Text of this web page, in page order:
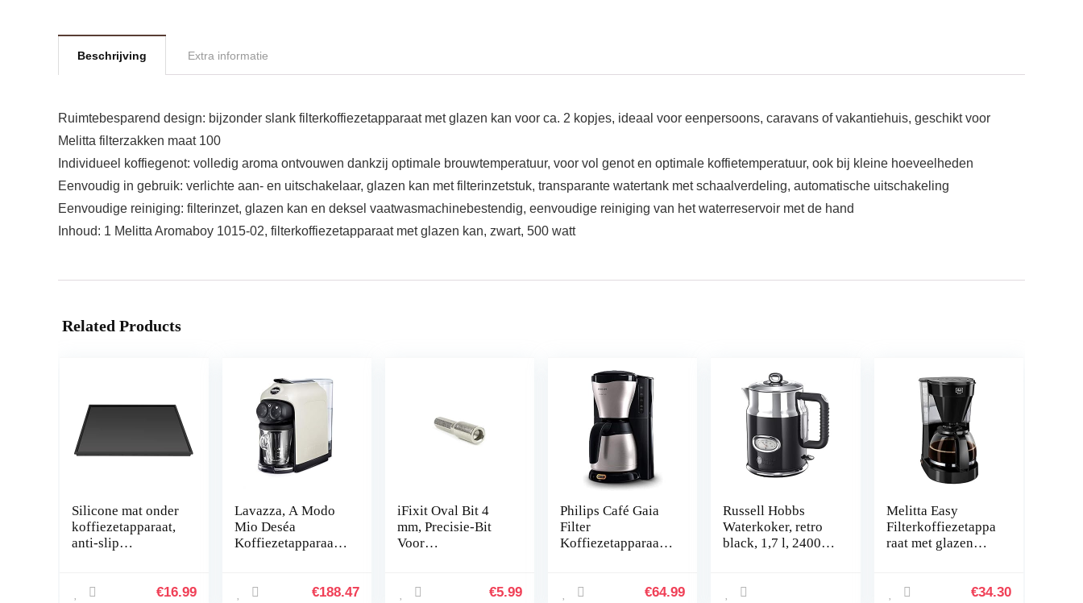
Beschrijving Extra informatie
Ruimtebesparend design: bijzonder slank filterkoffiezetapparaat met glazen kan voor ca. 2 kopjes, ideaal voor eenpersoons, caravans of vakantiehuis, geschikt voor
Melitta filterzakken maat 100
Individueel koffiegenot: volledig aroma ontvouwen dankzij optimale brouwtemperatuur, voor vol genot en optimale koffietemperatuur, ook bij kleine hoeveelheden
Eenvoudig in gebruik: verlichte aan- en uitschakelaar, glazen kan met filterinzetstuk, transparante watertank met schaalverdeling, automatische uitschakeling
Eenvoudige reiniging: filterinzet, glazen kan en deksel vaatwasmachinebestendig, eenvoudige reiniging van het waterreservoir met de hand
Inhoud: 1 Melitta Aromaboy 1015-02, filterkoffiezetapparaat met glazen kan, zwart, 500 watt
Related Products
Silicone mat onder
koffiezetapparaat,
anti-slip
Barista-accessoires
€16.99
Lavazza, A Modo
Mio Deséa
Koffiezetapparaat,
capsules, touch-
€188.47
iFixit Oval Bit 4
mm, Precisie-Bit
Voor
Krups, Nespresso,
€5.99
Philips Café Gaia
Filter
Koffiezetapparaat
uur warm,
€64.99
Russell Hobbs
Waterkoker, retro
black, 1,7 l, 2400
watertemperatuurw
Melitta Easy
Filterkoffiezetappa
raat met glazen
zwart
€34.30